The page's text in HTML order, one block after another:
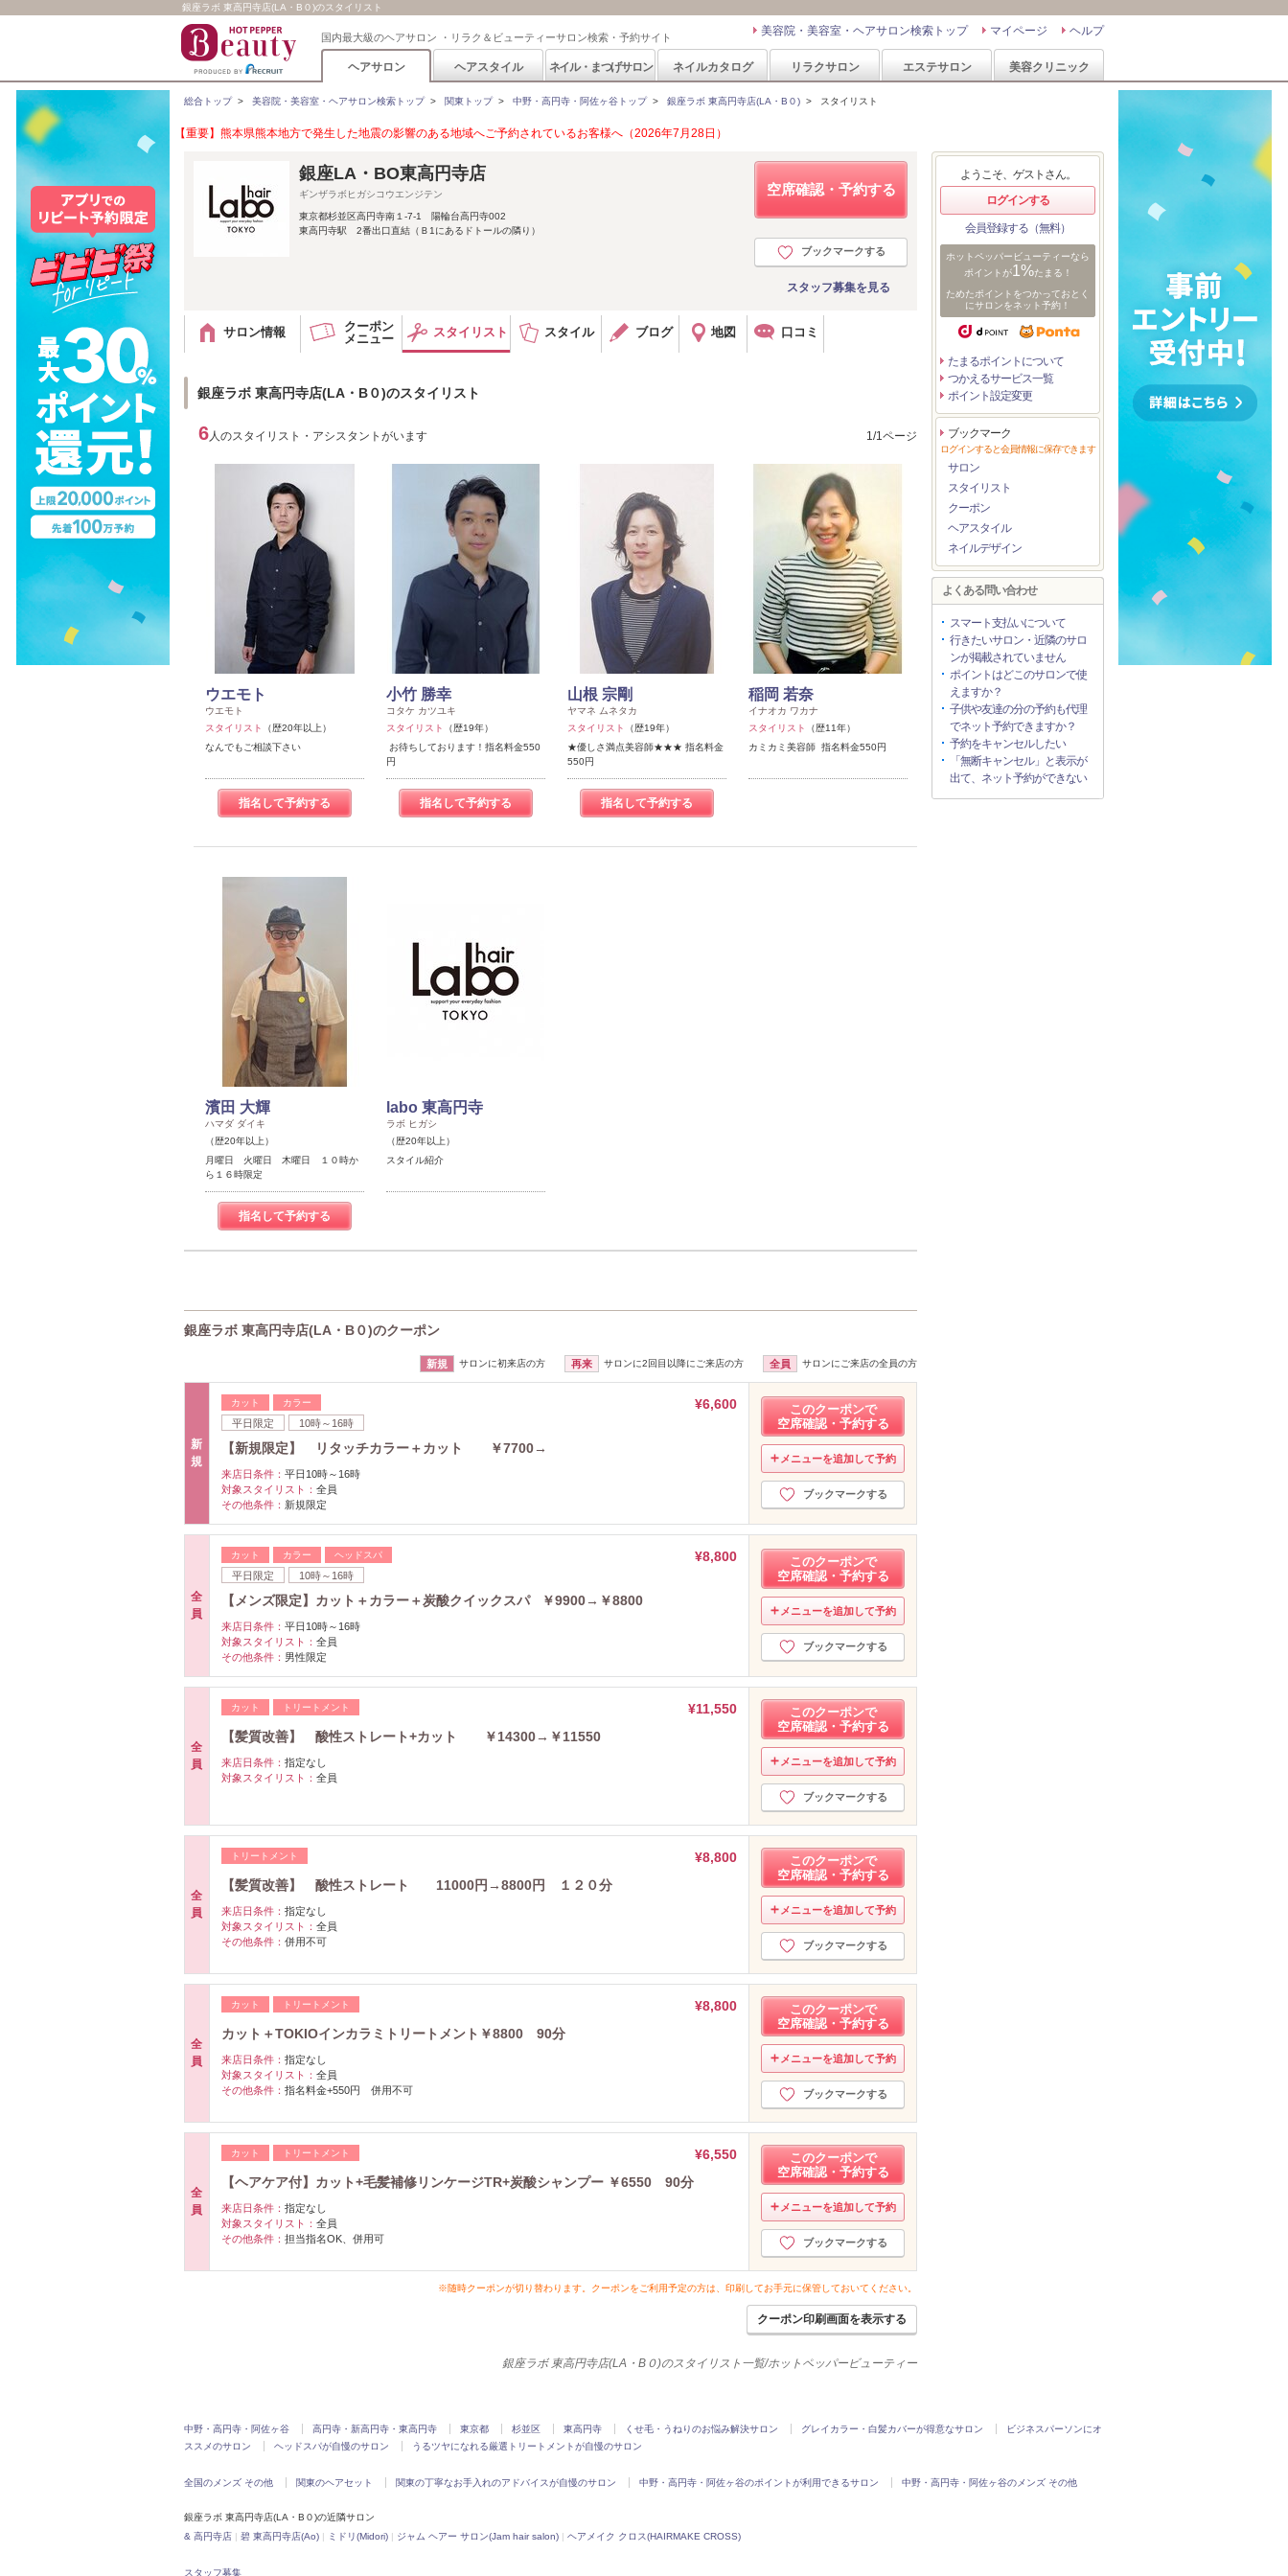
銀座ラボ 東高円寺店(LA・B０)のスタイリスト
国内最大級のヘアサロン ・リラク＆ビューティーサロン検索・予約サイト ヘルプ
マイページ
美容院・美容室・ヘアサロン検索トップ
ヘアサロン ヘアスタイル ネイル・まつげサロン ネイルカタログ リラクサロン エステサロン 美容クリニック
総合トップ> 美容院・美容室・ヘアサロン検索トップ> 関東トップ> 中野・高円寺・阿佐ヶ谷トップ> 銀座ラボ 東高円寺店(LA・B０) > スタイリスト
【重要】熊本県熊本地方で発生した地震の影響のある地域へご予約されているお客様へ（2026年7月28日）
空席確認・予約する
ブックマークする
スタッフ募集を見る
銀座LA・BO東高円寺店
ギンザラボヒガシコウエンジテン
東京都杉並区高円寺南１-7-1 陽輪台高円寺002
東高円寺駅 2番出口直結（Ｂ1にあるドトールの隣り）
サロン情報
クーポン
メニュー
スタイリスト スタイル ブログ 地図 口コミ
銀座ラボ 東高円寺店(LA・B０)のスタイリスト
6 人のスタイリスト・アシスタントがいます 1/1ページ
ウエモト
ウエモト
スタイリスト
（歴20年以上）
なんでもご相談下さい
指名して予約する
小竹 勝幸
コタケ カツユキ
スタイリスト
（歴19年）
お待ちしております！指名料金550
円
指名して予約する
山根 宗剛
ヤマネ ムネタカ
スタイリスト
（歴19年）
★優しさ満点美容師★★★ 指名料金
550円
指名して予約する
稲岡 若奈
イナオカ ワカナ
スタイリスト
（歴11年）
カミカミ美容師 指名料金550円
濱田 大輝
ハマダ ダイキ
（歴20年以上）
月曜日 火曜日 木曜日 １０時か
ら１６時限定
指名して予約する
labo 東高円寺
ラボ ヒガシ
（歴20年以上）
スタイル紹介
銀座ラボ 東高円寺店(LA・B０)のクーポン
新規 サロンに初来店の方 再来 サロンに2回目以降にご来店の方 全員 サロンにご来店の全員の方
新
規
カット カラー
平日限定 10時～16時
¥6,600
【新規限定】 リタッチカラー＋カット ￥7700→
来店日条件： 平日10時～16時
対象スタイリスト： 全員
その他条件： 新規限定
このクーポンで
空席確認・予約する
メニューを追加して予約
ブックマークする
全
員
カット カラー ヘッドスパ
平日限定 10時～16時
¥8,800
【メンズ限定】カット＋カラー＋炭酸クイックスパ ￥9900→￥8800
来店日条件： 平日10時～16時
対象スタイリスト： 全員
その他条件： 男性限定
このクーポンで
空席確認・予約する
メニューを追加して予約
ブックマークする
全
員
カット トリートメント
¥11,550
【髪質改善】 酸性ストレート+カット ￥14300→￥11550
来店日条件： 指定なし
対象スタイリスト： 全員
このクーポンで
空席確認・予約する
メニューを追加して予約
ブックマークする
全
員
トリートメント
¥8,800
【髪質改善】 酸性ストレート 11000円→8800円 １２０分
来店日条件： 指定なし
対象スタイリスト： 全員
その他条件： 併用不可
このクーポンで
空席確認・予約する
メニューを追加して予約
ブックマークする
全
員
カット トリートメント
¥8,800
カット＋TOKIOインカラミトリートメント￥8800 90分
来店日条件： 指定なし
対象スタイリスト： 全員
その他条件： 指名料金+550円 併用不可
このクーポンで
空席確認・予約する
メニューを追加して予約
ブックマークする
全
員
カット トリートメント
¥6,550
【ヘアケア付】カット+毛髪補修リンケージTR+炭酸シャンプー ￥6550 90分
来店日条件： 指定なし
対象スタイリスト： 全員
その他条件： 担当指名OK、併用可
このクーポンで
空席確認・予約する
メニューを追加して予約
ブックマークする
※随時クーポンが切り替わります。クーポンをご利用予定の方は、印刷してお手元に保管しておいてください。
クーポン印刷画面を表示する
銀座ラボ 東高円寺店(LA・B０)のスタイリスト一覧/ホットペッパービューティー
ようこそ、ゲストさん。
ログインする
会員登録する（無料）
ホットペッパービューティーなら
ポイントが1%たまる！
ためたポイントをつかっておとく
にサロンをネット予約！
たまるポイントについて
つかえるサービス一覧
ポイント設定変更
ブックマーク
ログインすると会員情報に保存できます
サロン
スタイリスト
クーポン
ヘアスタイル
ネイルデザイン
よくある問い合わせ
スマート支払いについて
行きたいサロン・近隣のサロ
ンが掲載されていません
ポイントはどこのサロンで使
えますか？
子供や友達の分の予約も代理
でネット予約できますか？
予約をキャンセルしたい
「無断キャンセル」と表示が
出て、ネット予約ができない
中野・高円寺・阿佐ヶ谷 高円寺・新高円寺・東高円寺 東京都 杉並区 東高円寺 くせ毛・うねりのお悩み解決サロン グレイカラー・白髪カバーが得意なサロン
ビジネスパーソンにオ
ススメのサロン
ヘッドスパが自慢のサロン うるツヤになれる厳選トリートメントが自慢のサロン
全国のメンズ その他 関東のヘアセット 関東の丁寧なお手入れのアドバイスが自慢のサロン 中野・高円寺・阿佐ヶ谷のポイントが利用できるサロン 中野・高円寺・阿佐ヶ谷のメンズ その他
銀座ラボ 東高円寺店(LA・B０)の近隣サロン
& 高円寺店 | 碧 東高円寺店(Ao) | ミドリ(Midori) | ジャム ヘアー サロン(Jam hair salon) | ヘアメイク クロス(HAIRMAKE CROSS)
スタッフ募集